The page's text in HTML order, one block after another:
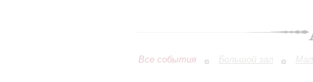
Все события Большой зал